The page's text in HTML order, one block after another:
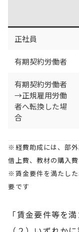
正社員
有期契約労働者
有期契約労働者
→正規雇用労働
者へ転換した場
合
※経費助成には、部
借上費、教材の購入
※賃金要件を満たし
要です
「賃金要件等を